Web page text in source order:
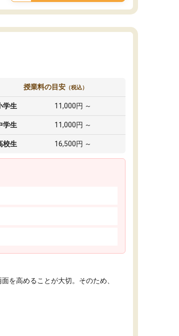
授業料の目安 （税込）
学生 11,000円 ～
学生 11,000円 ～
校生 16,500円 ～
を高めることが大切。そのため、